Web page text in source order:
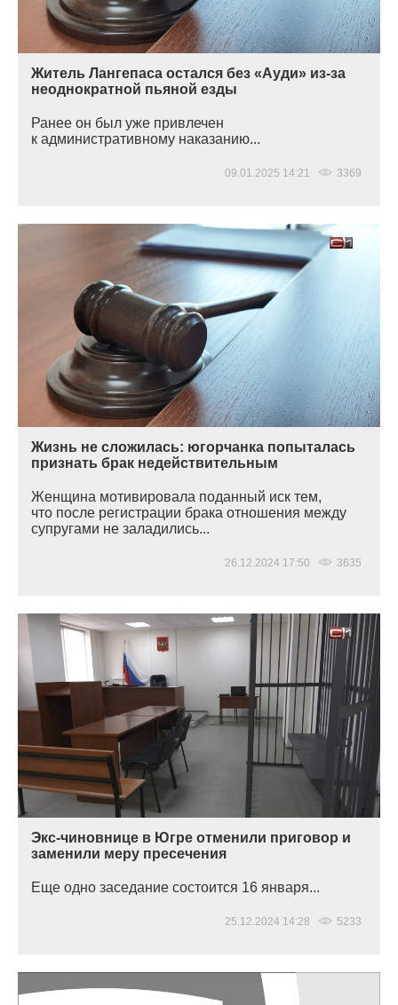
Житель Лангепаса остался без «Ауди» из-за
неоднократной пьяной езды
Ранее он был уже привлечен
к административному наказанию...
09.01.2025 14:21 3369
Жизнь не сложилась: югорчанка попыталась
признать брак недействительным
Женщина мотивировала поданный иск тем,
что после регистрации брака отношения между
супругами не заладились...
26.12.2024 17:50 3635
Экс-чиновнице в Югре отменили приговор и
заменили меру пресечения
Еще одно заседание состоится 16 января...
25.12.2024 14:28 5233